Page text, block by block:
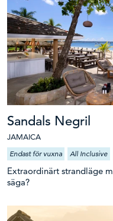
Sandals Negril
JAMAICA
Endast för vuxna All Inclusive
Extraordinärt strandläge
säga?